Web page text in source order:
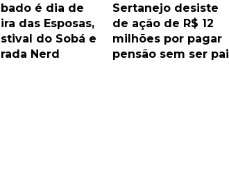
é dia de
das Esposas,
do Sobá e
Nerd
Sertanejo desiste
de ação de R$ 12
milhões por pagar
pensão sem ser pai